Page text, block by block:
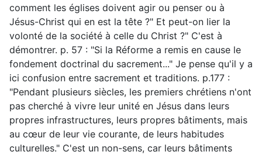
comment les églises doivent agir ou penser ou à
Jésus-Christ qui en est la tête ?" Et peut-on lier la
volonté de la société à celle du Christ ?" C'est à
démontrer. p. 57 : "Si la Réforme a remis en cause le
fondement doctrinal du sacrement..." Je pense qu'il y a
ici confusion entre sacrement et traditions. p.177 :
"Pendant plusieurs siècles, les premiers chrétiens n'ont
pas cherché à vivre leur unité en Jésus dans leurs
propres infrastructures, leurs propres bâtiments, mais
au cœur de leur vie courante, de leurs habitudes
culturelles." C'est un non-sens, car leurs bâtiments